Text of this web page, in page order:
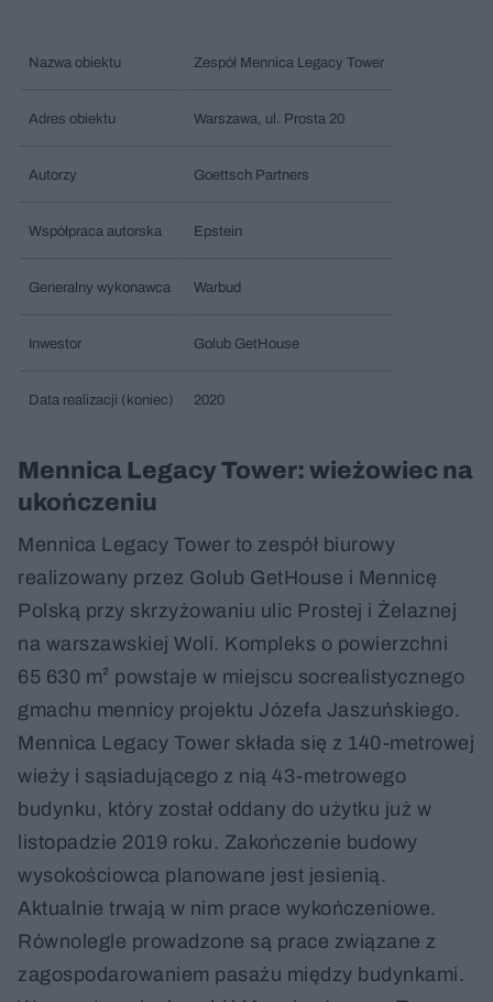
Nazwa obiektu Zespół Mennica Legacy Tower
Adres obiektu Warszawa, ul. Prosta 20
Autorzy Goettsch Partners
Współpraca autorska Epstein
Generalny wykonawca Warbud
Inwestor Golub GetHouse
Data realizacji (koniec) 2020
Mennica Legacy Tower: wieżowiec na
ukończeniu
Mennica Legacy Tower to zespół biurowy
realizowany przez Golub GetHouse i Mennicę
Polską przy skrzyżowaniu ulic Prostej i Żelaznej
na warszawskiej Woli. Kompleks o powierzchni
65 630 m² powstaje w miejscu socrealistycznego
gmachu mennicy projektu Józefa Jaszuńskiego.
Mennica Legacy Tower składa się z 140-metrowej
wieży i sąsiadującego z nią 43-metrowego
budynku, który został oddany do użytku już w
listopadzie 2019 roku. Zakończenie budowy
wysokościowca planowane jest jesienią.
Aktualnie trwają w nim prace wykończeniowe.
Równolegle prowadzone są prace związane z
zagospodarowaniem pasażu między budynkami.